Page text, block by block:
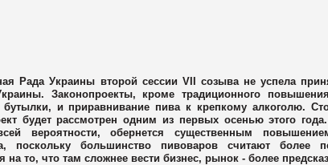
Рада Украины второй сессии VII созыва не успела
Законопроекты, кроме традиционного
и приравнивание пива к крепкому алкоголю.
будет рассмотрен одним из первых осенью этого
вероятности, обернется существенным
поскольку большинство пивоваров считают более
то, что там сложнее вести бизнес, рынок - более